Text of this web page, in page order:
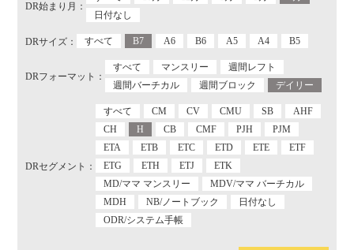
DR始まり月：
日付なし
DRサイズ： すべて B7 A6 B6 A5 A4 B5
DRフォーマット：
すべて マンスリー
週間レフト
週間バーチカル
週間ブロック デイリー
DRセグメント：
すべて CM CV CMU SB
AHF
CH
H CB CMF PJH
PJM
ETA
ETB ETC ETD ETE
ETF
ETG
ETH ETJ
ETK
MD/ママ マンスリー
MDV/ママ バーチカル
MDH
NB/ノートブック
日付なし
ODR/システム手帳